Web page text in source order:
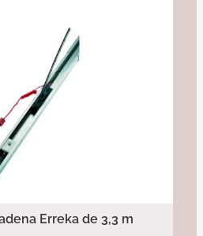
Erreka de 3,3 m